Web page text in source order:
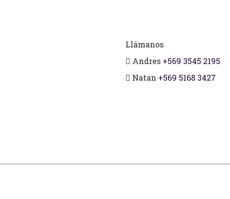
Llámanos
Andres +569 3545 2195
Natan +569 5168 3427